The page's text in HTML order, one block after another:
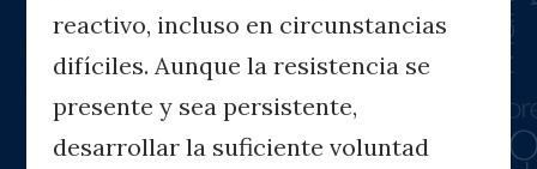
reactivo, incluso en circunstancias
difíciles. Aunque la resistencia se
presente y sea persistente,
desarrollar la suficiente voluntad